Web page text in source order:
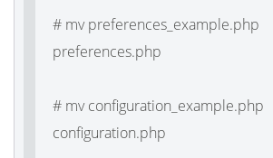
# mv preferences_example.php
preferences.php
# mv configuration_example.php
configuration.php